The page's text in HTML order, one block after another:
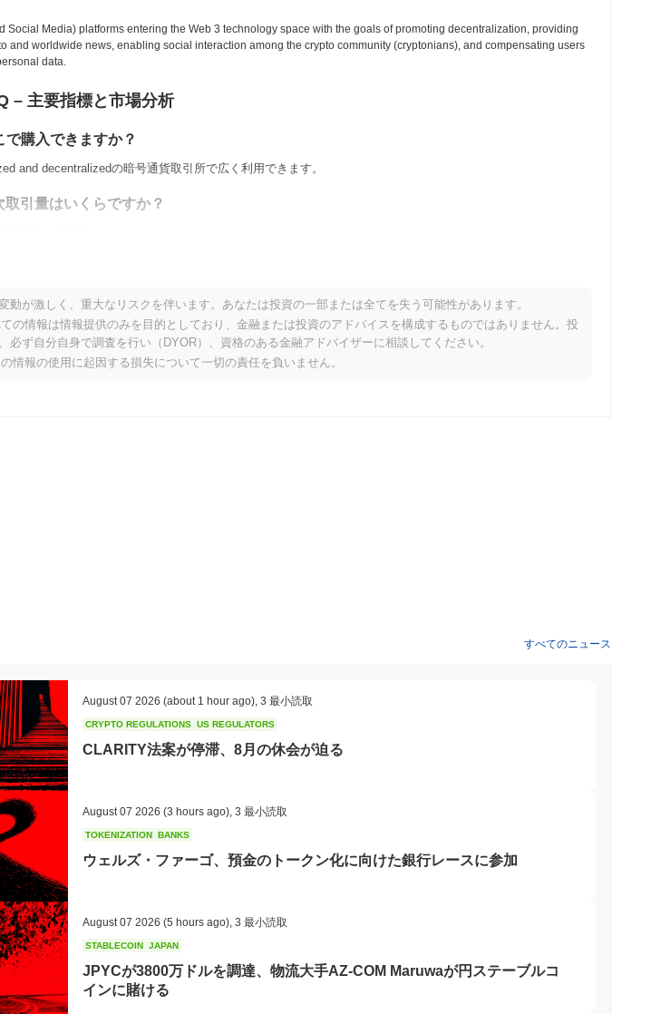
Social Media) platforms entering the Web 3 technology space with the goals of promoting decentralization, providing
and worldwide news, enabling social interaction among the crypto community (cryptonians), and compensating users
data.
– 主要指標と市場分析
購入できますか？
and decentralizedの暗号通貨取引所で広く利用できます。
引量はいくらですか？
歴は何ですか？
$0.000220
$0.00
~84.13% 低く取引されています .
動が激しく、重大なリスクを伴います。あなたは投資の一部または全てを失う可能性があります。
の情報は情報提供のみを目的としており、金融または投資のアドバイスを構成するものではありません。投
必ず自分自身で調査を行い（DYOR）、資格のある金融アドバイザーに相談してください。
情報の使用に起因する損失について一切の責任を負いません。
すべてのニュース
August 07 2026 (about 1 hour ago) 3 最小読取
CRYPTO REGULATIONS US REGULATORS
CLARITY法案が停滞、8月の休会が迫る
August 07 2026 (3 hours ago) 3 最小読取
TOKENIZATION BANKS
ウェルズ・ファーゴ、預金のトークン化に向けた銀行レースに参加
August 07 2026 (5 hours ago) 3 最小読取
STABLECOIN JAPAN
JPYCが3800万ドルを調達、物流大手AZ-COM Maruwaが円ステーブルコ
インに賭ける